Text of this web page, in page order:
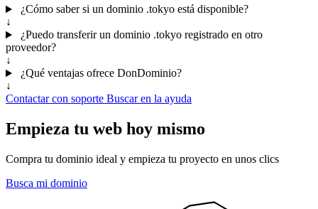
¿Cómo saber si un dominio .tokyo está disponible?
↓
¿Puedo transferir un dominio .tokyo registrado en otro
proveedor?
↓
¿Qué ventajas ofrece DonDominio?
↓
Contactar con soporte Buscar en la ayuda
Empieza tu web hoy mismo
Compra tu dominio ideal y empieza tu proyecto en unos clics
Busca mi dominio